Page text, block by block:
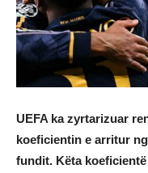
UEFA ka zyrtarizuar
koeficientin e arritur
fundit. Këta